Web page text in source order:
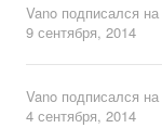
Vano подписался на
9 сентября, 2014
Vano подписался на
4 сентября, 2014